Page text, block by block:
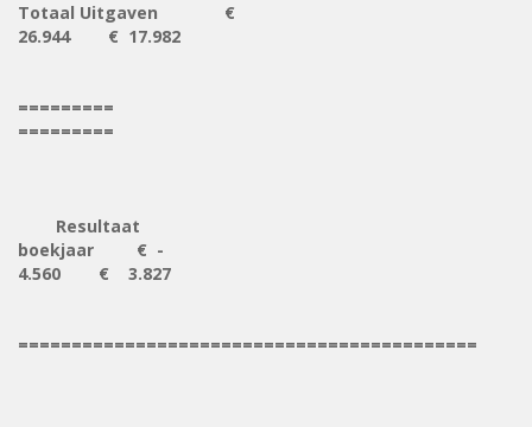
Totaal Uitgaven €
26.944 € 17.982
=========
=========
Resultaat
boekjaar € -
4.560 € 3.827
===========================================